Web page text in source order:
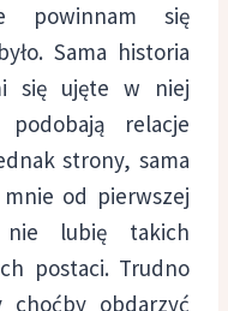
powinnam się
Sama historia
się ujęte w niej
relacje
strony, sama
mnie od pierwszej
lubię takich
postaci. Trudno
choćby obdarzyć